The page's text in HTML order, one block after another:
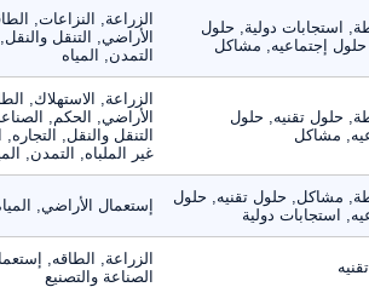
استجابات دولية, حلول
إجتماعيه, مشاكل
الزراعة, النزاعات,
الأراضي, التنقل والنقل,
التمدن, المياه
حلول تقنيه, حلول
مشاكل
الزراعة, الاستهلاك,
الأراضي, الحكم, الصناعة
التنقل والنقل, التجاره,
غير الملباه, التمدن, المياه
مشاكل, حلول تقنيه, حلول
استجابات دولية
إستعمال الأراضي, المياه
الزراعة, الطاقه,
الصناعة والتصنيع